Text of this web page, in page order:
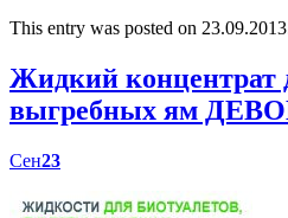
This entry was posted on
Жидкий концентрат
выгребных ям
Сен23